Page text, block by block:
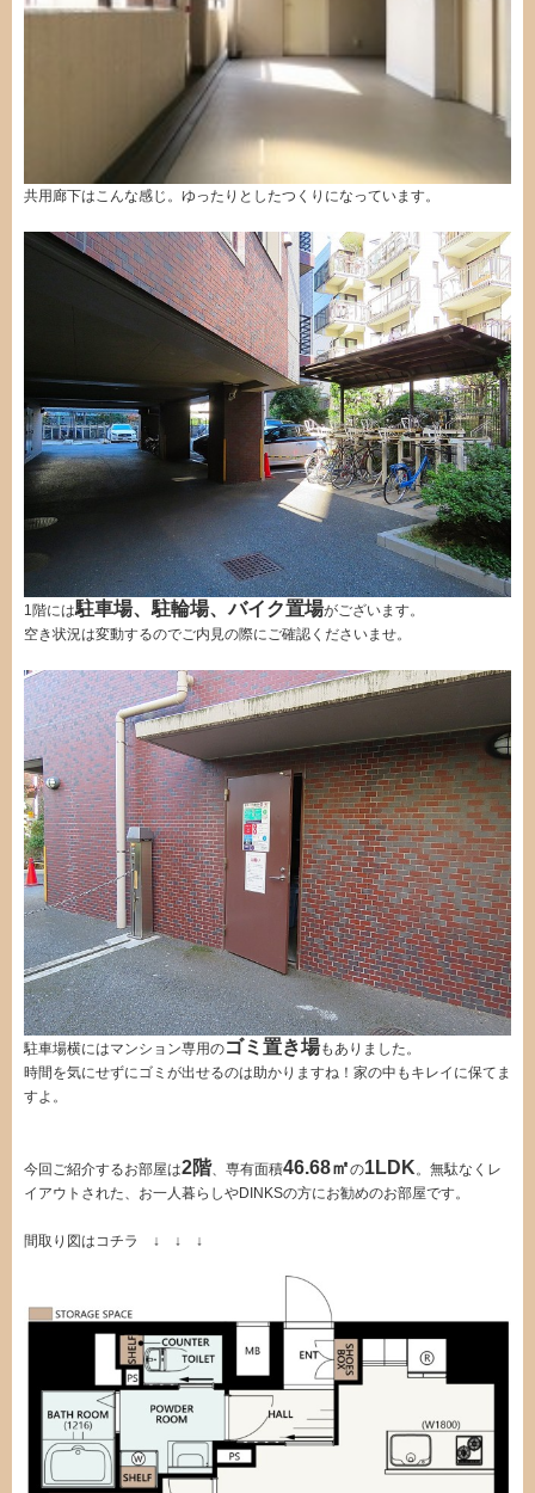
共用廊下はこんな感じ。ゆったりとしたつくりになっています。
1階には駐車場、駐輪場、バイク置場がございます。
空き状況は変動するのでご内見の際にご確認くださいませ。
駐車場横にはマンション専用のゴミ置き場もありました。
時間を気にせずにゴミが出せるのは助かりますね！家の中もキレイに保てま
すよ。
今回ご紹介するお部屋は2階、専有面積46.68㎡の1LDK。無駄なくレ
イアウトされた、お一人暮らしやDINKSの方にお勧めのお部屋です。
間取り図はコチラ ↓ ↓ ↓